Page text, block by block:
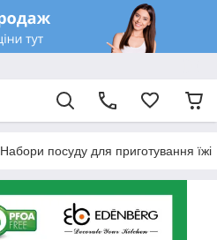
Набори посуду для приготування їжі